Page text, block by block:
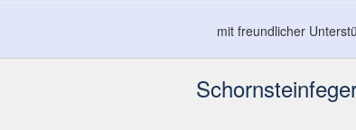
mit freundlicher